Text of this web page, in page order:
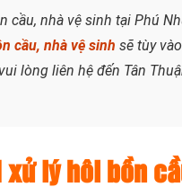
cầu, nhà vệ sinh tại Phú
cầu, nhà vệ sinh sẽ tùy
lòng liên hệ đến Tân
xử lý hôi bồn